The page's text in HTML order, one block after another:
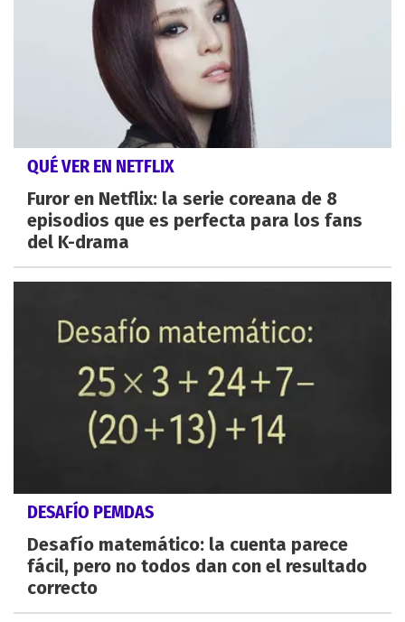
QUÉ VER EN NETFLIX
Furor en Netflix: la serie coreana de 8
episodios que es perfecta para los fans
del K-drama
DESAFÍO PEMDAS
Desafío matemático: la cuenta parece
fácil, pero no todos dan con el resultado
correcto